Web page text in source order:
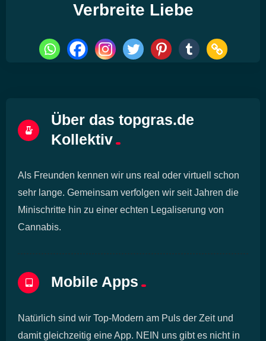
Verbreite Liebe
Über das topgras.de
Kollektiv
Als Freunden kennen wir uns real oder virtuell schon
sehr lange. Gemeinsam verfolgen wir seit Jahren die
Minischritte hin zu einer echten Legaliserung von
Cannabis.
Mobile Apps
Natürlich sind wir Top-Modern am Puls der Zeit und
damit gleichzeitig eine App. NEIN uns gibt es nicht in